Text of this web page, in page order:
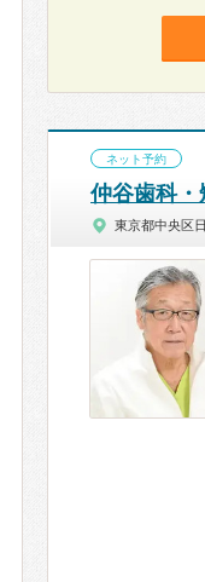
ネット予約
仲谷歯科
東京都中央区